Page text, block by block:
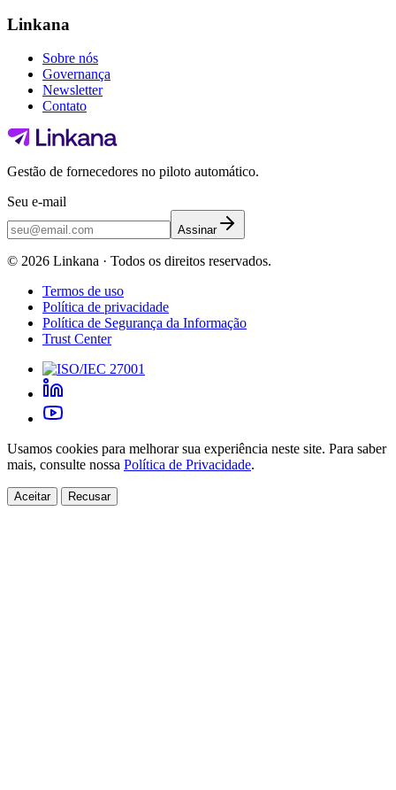
Linkana
Sobre nós
Governança
Newsletter
Contato
Gestão de fornecedores no piloto automático.
Seu e-mail
Assinar
© 2026 Linkana · Todos os direitos reservados.
Termos de uso
Política de privacidade
Política de Segurança da Informação
Trust Center
Usamos cookies para melhorar sua experiência neste site. Para saber
mais, consulte nossa Política de Privacidade.
Aceitar Recusar